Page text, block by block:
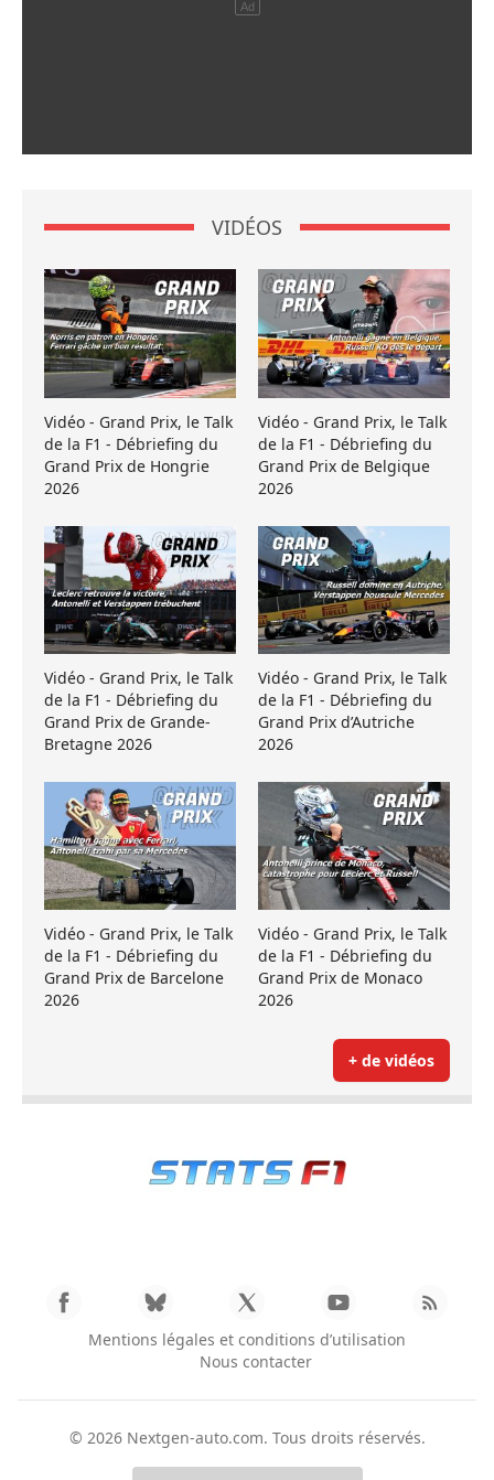
VIDÉOS
Vidéo - Grand Prix, le Talk
de la F1 - Débriefing du
Grand Prix de Hongrie
2026
Vidéo - Grand Prix, le Talk
de la F1 - Débriefing du
Grand Prix de Belgique
2026
Vidéo - Grand Prix, le Talk
de la F1 - Débriefing du
Grand Prix de Grande-
Bretagne 2026
Vidéo - Grand Prix, le Talk
de la F1 - Débriefing du
Grand Prix d’Autriche
2026
Vidéo - Grand Prix, le Talk
de la F1 - Débriefing du
Grand Prix de Barcelone
2026
Vidéo - Grand Prix, le Talk
de la F1 - Débriefing du
Grand Prix de Monaco
2026
+ de vidéos
Mentions légales et conditions d’utilisation
Nous contacter
© 2026 Nextgen-auto.com. Tous droits réservés.